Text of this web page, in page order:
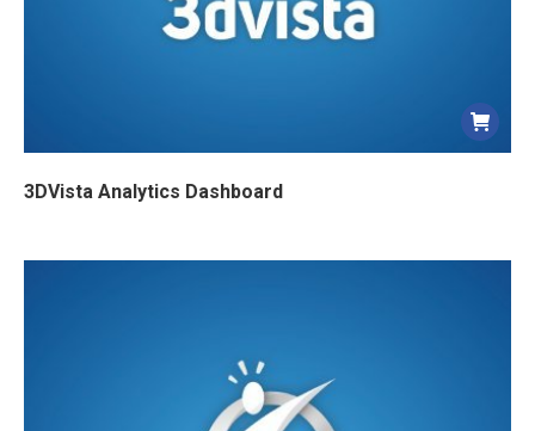
3DVista Analytics Dashboard